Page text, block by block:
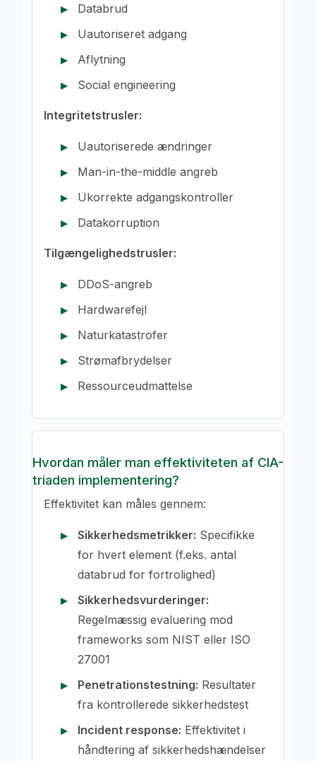
Databrud
Uautoriseret adgang
Aflytning
Social engineering
Integritetstrusler:
Uautoriserede ændringer
Man-in-the-middle angreb
Ukorrekte adgangskontroller
Datakorruption
Tilgængelighedstrusler:
DDoS-angreb
Hardwarefejl
Naturkatastrofer
Strømafbrydelser
Ressourceudmattelse
Hvordan måler man effektiviteten af CIA-
triaden implementering?
Effektivitet kan måles gennem:
Sikkerhedsmetrikker: Specifikke
for hvert element (f.eks. antal
databrud for fortrolighed)
Sikkerhedsvurderinger:
Regelmæssig evaluering mod
frameworks som NIST eller ISO
27001
Penetrationstestning: Resultater
fra kontrollerede sikkerhedstest
Incident response: Effektivitet i
håndtering af sikkerhedshændelser